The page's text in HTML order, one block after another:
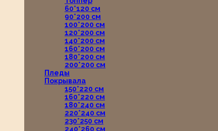
60*120 см
90*200 см
100*200 см
120*200 см
140*200 см
160*200 см
180*200 см
200*200 см
Пледы
Покрывала
150*220 см
160*220 см
180*240 см
220*240 см
230*250 см
240*260 см